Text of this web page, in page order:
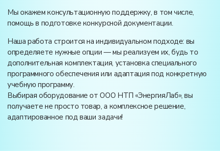
Мы окажем консультационную поддержку, в том числе,
помощь в подготовке конкурсной документации.
Наша работа строится на индивидуальном подходе: вы
определяете нужные опции — мы реализуем их, будь то
дополнительная комплектация, установка специального
программного обеспечения или адаптация под конкретную
учебную программу.
Выбирая оборудование от ООО НТП «ЭнергияЛаб», вы
получаете не просто товар, а комплексное решение,
адаптированное под ваши задачи!